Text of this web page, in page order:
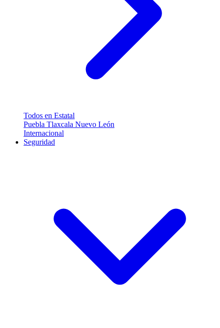
Todos en Estatal
Puebla Tlaxcala Nuevo León
Internacional
Seguridad